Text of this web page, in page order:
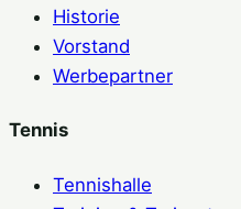
Historie
Vorstand
Werbepartner
Tennis
Tennishalle